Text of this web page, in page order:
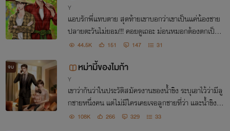
Y
แอบรักพี่แทบตาย สุดท้ายเขาบอกว่าเขาเป็นแค่น้องชาย
ปลายตะวันไม่ยอม!!! คอยดูเถอะ ม่อนหมอกต้องตกเป็นข
องตะวันคนเดียว
44.5K 151 147 31
จบ หม่ามี้ของไมก้า
Y
เขาว่ากันว่าในประวัติสมัครงานของน้ำขิง ระบุเอาไว้ว่ามีลู
กชายหนึ่งคน แต่ไม่มีใครเคยเจอลูกชายที่ว่า และน้ำขิงก็ไ
ม่เคยพูดถึงเรื่องเด็กเลยสักครัั้งเดียว
108K 266 329 33